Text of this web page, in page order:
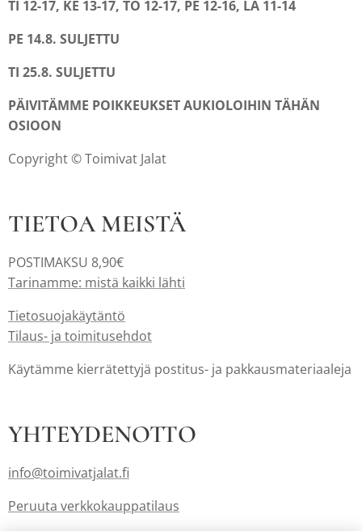
TI 12-17, KE 13-17, TO 12-17, PE 12-16, LA 11-14
PE 14.8. SULJETTU
TI 25.8. SULJETTU
PÄIVITÄMME POIKKEUKSET AUKIOLOIHIN TÄHÄN
OSIOON
Copyright © Toimivat Jalat
TIETOA MEISTÄ
POSTIMAKSU 8,90€
Tarinamme: mistä kaikki lähti
Tietosuojakäytäntö
Tilaus- ja toimitusehdot
Käytämme kierrätettyjä postitus- ja pakkausmateriaaleja
YHTEYDENOTTO
info@toimivatjalat.fi
Peruuta verkkokauppatilaus